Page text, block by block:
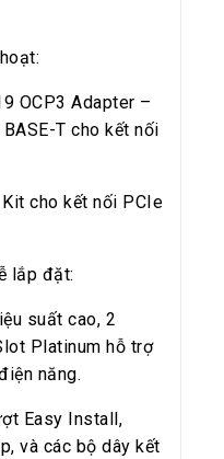
OCP3 Adapter –
T cho kết nối
cho kết nối PCIe
lắp đặt:
suất cao, 2
Platinum hỗ trợ
năng.
Easy Install,
và các bộ dây kết